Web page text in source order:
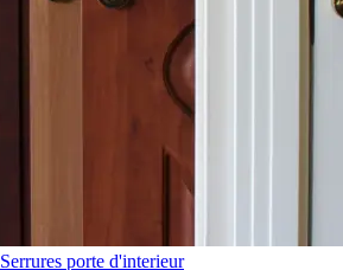
Serrures porte d'interieur